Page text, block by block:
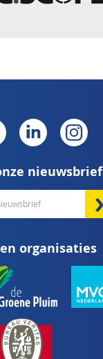
nieuwsbrief
organisaties